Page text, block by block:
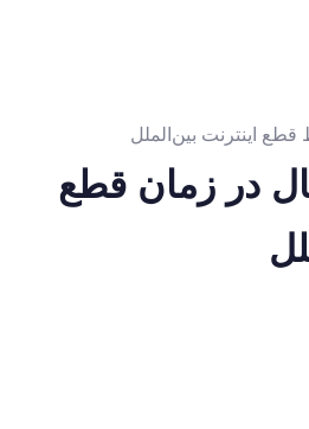
طراحی محور
در زمان قطع